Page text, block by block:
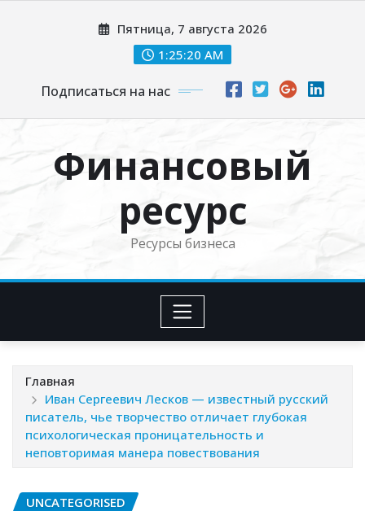
Пятница, 7 августа 2026
1:25:21 AM
Подписаться на нас
Финансовый
ресурс
Ресурсы бизнеса
Главная
Иван Сергеевич Лесков — известный русский
писатель, чье творчество отличает глубокая
психологическая проницательность и
неповторимая манерa повествования
UNCATEGORISED